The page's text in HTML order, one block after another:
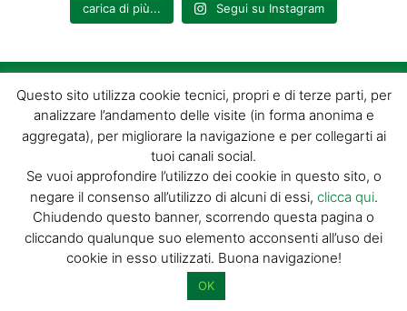
carica di più... Segui su Instagram
Discover Pistoia
Home
Chi siamo
Promuovi la tua attività
Contatti
Questo sito utilizza cookie tecnici, propri e di terze parti, per
analizzare l’andamento delle visite (in forma anonima e
aggregata), per migliorare la navigazione e per collegarti ai
tuoi canali social.
Se vuoi approfondire l’utilizzo dei cookie in questo sito, o
negare il consenso all’utilizzo di alcuni di essi, clicca qui.
Chiudendo questo banner, scorrendo questa pagina o
cliccando qualunque suo elemento acconsenti all’uso dei
cookie in esso utilizzati. Buona navigazione!
OK